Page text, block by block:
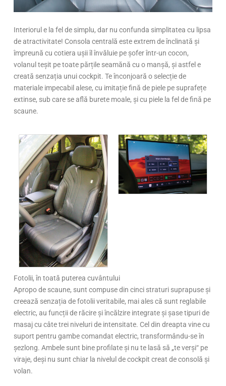
Interiorul e la fel de simplu, dar nu confunda simplitatea cu lipsa
de atractivitate! Consola centrală este extrem de înclinată și
împreună cu cotiera ușii îl învăluie pe șofer într-un cocon,
volanul teșit pe toate părțile seamănă cu o manșă, și astfel e
creată senzația unui cockpit. Te înconjoară o selecție de
materiale impecabil alese, cu imitație fină de piele pe suprafețe
extinse, sub care se află burete moale, și cu piele la fel de fină pe
scaune.
Fotolii, în toată puterea cuvântului
Apropo de scaune, sunt compuse din cinci straturi suprapuse și
creează senzația de fotolii veritabile, mai ales că sunt reglabile
electric, au funcții de răcire și încălzire integrate și șase tipuri de
masaj cu câte trei niveluri de intensitate. Cel din dreapta vine cu
suport pentru gambe comandat electric, transformându-se în
șezlong. Ambele sunt bine profilate și nu te lasă să „te verși“ pe
viraje, deși nu sunt chiar la nivelul de cockpit creat de consolă și
volan.